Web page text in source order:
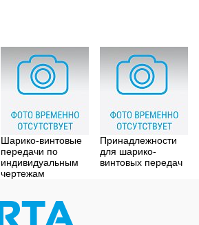
Шарико-винтовые
передачи по
индивидуальным
чертежам
Принадлежности
для шарико-
винтовых передач